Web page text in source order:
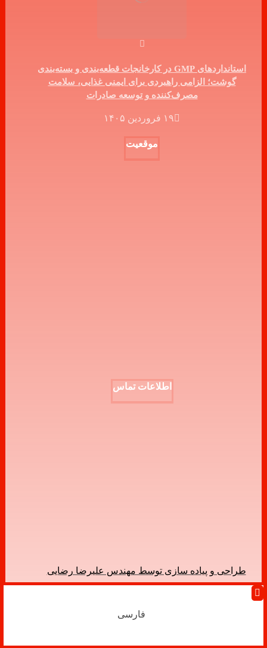
استانداردهای GMP در کارخانجات قطعه‌بندی و بسته‌بندی
گوشت؛ الزامی راهبردی برای ایمنی غذایی، سلامت
مصرف‌کننده و توسعه صادرات
۱۹ فروردین ۱۴۰۵
موقعیت
اطلاعات تماس
طراحی و پیاده سازی توسط مهندس علیرضا رضایی
فارسی